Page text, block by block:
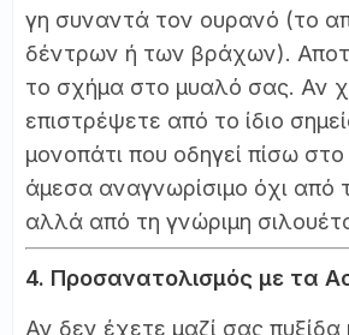
γη συναντά τον ουρανό (το
δέντρων ή των βράχων).
το σχήμα στο μυαλό σας. Αν
επιστρέψετε από το ίδιο
μονοπάτι που οδηγεί πίσω
άμεσα αναγνωρίσιμο όχι από
αλλά από τη γνώριμη
4. Προσανατολισμός με τα
Αν δεν έχετε μαζί σας πυξίδα